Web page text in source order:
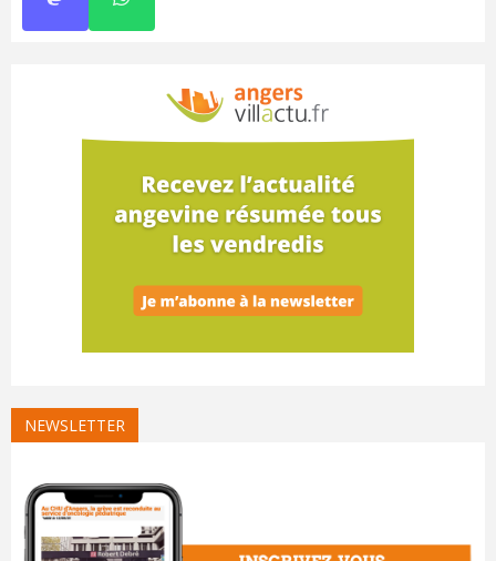
NEWSLETTER